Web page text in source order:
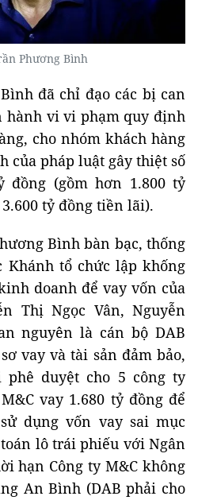
Phương Bình
đã chỉ đạo các bị can
hành vi vi phạm quy định
cho nhóm khách hàng
của pháp luật gây thiệt số
đồng (gồm hơn 1.800 tỷ
tỷ đồng tiền lãi).
Bình bàn bạc, thống
Khánh tổ chức lập khống
doanh để vay vốn của
Thị Ngọc Vân, Nguyễn
nguyên là cán bộ DAB
vay và tài sản đảm bảo,
duyệt cho 5 công ty
vay 1.680 tỷ đồng để
dụng vốn vay sai mục
lô trái phiếu với Ngân
hạn Công ty M&C không
An Bình (DAB phải cho